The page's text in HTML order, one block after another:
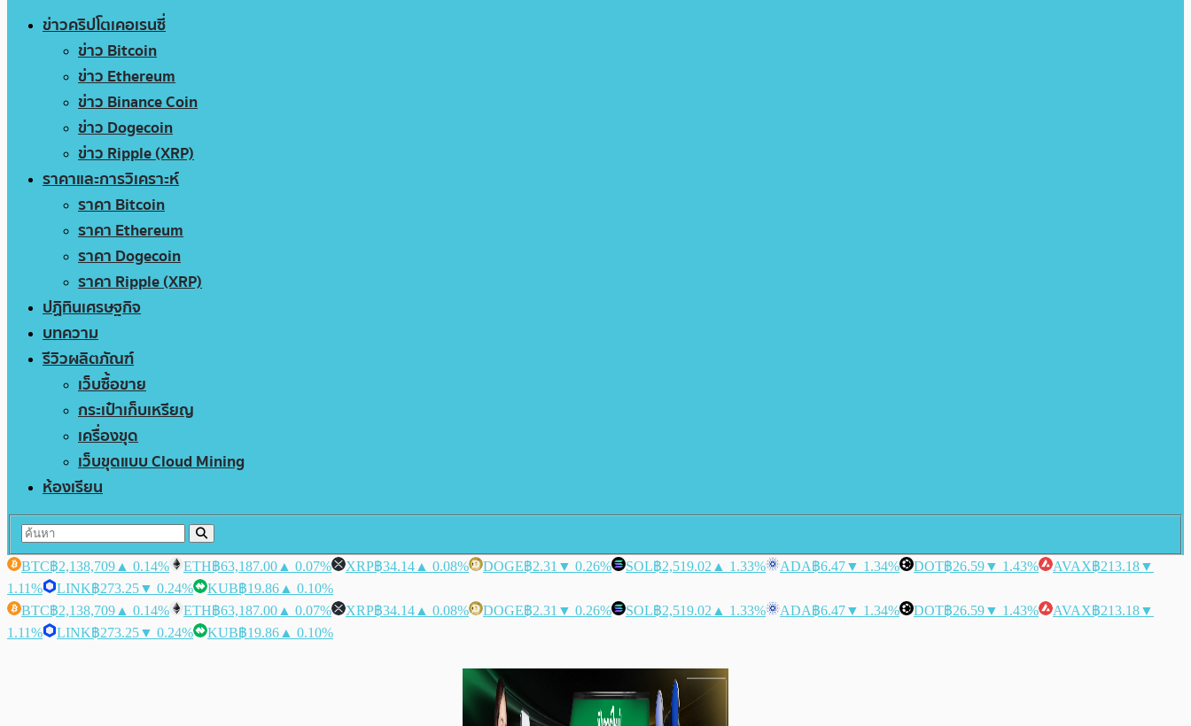
ข่าวคริปโตเคอเรนซี่
ข่าว Bitcoin
ข่าว Ethereum
ข่าว Binance Coin
ข่าว Dogecoin
ข่าว Ripple (XRP)
ราคาและการวิเคราะห์
ราคา Bitcoin
ราคา Ethereum
ราคา Dogecoin
ราคา Ripple (XRP)
ปฏิทินเศรษฐกิจ
บทความ
รีวิวผลิตภัณฑ์
เว็บซื้อขาย
กระเป๋าเก็บเหรียญ
เครื่องขุด
เว็บขุดแบบ Cloud Mining
ห้องเรียน
BTC฿2,138,709 ▲ 0.14% ETH฿63,187.00 ▲ 0.07% XRP฿34.14 ▲ 0.08% DOGE฿2.31 ▼ 0.26% SOL฿2,519.02 ▲ 1.33% ADA฿6.47▼ 1.34% DOT฿26.59▼ 1.43% AVAX฿213.18▼
1.11%
LINK฿273.25▼ 0.24% KUB฿19.86 ▲ 0.10%
BTC฿2,138,709 ▲ 0.14% ETH฿63,187.00 ▲ 0.07% XRP฿34.14 ▲ 0.08% DOGE฿2.31 ▼ 0.26% SOL฿2,519.02 ▲ 1.33% ADA฿6.47▼ 1.34% DOT฿26.59▼ 1.43% AVAX฿213.18▼
1.11%
LINK฿273.25▼ 0.24% KUB฿19.86 ▲ 0.10%